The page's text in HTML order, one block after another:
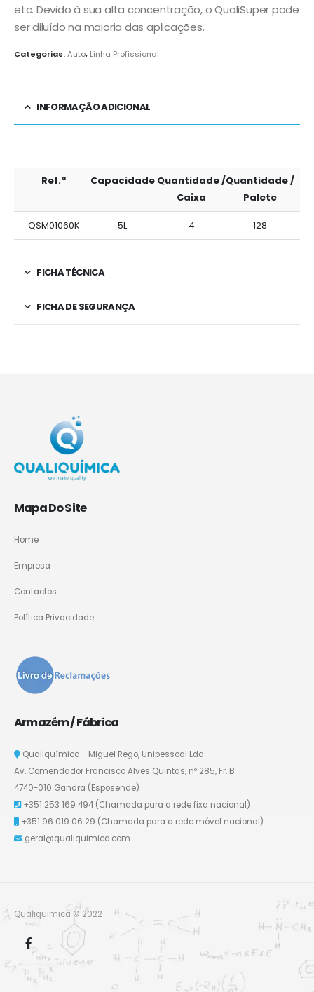
etc. Devido à sua alta concentração, o QualiSuper pode
ser diluído na maioria das aplicações.
Categorias:Auto, Linha Profissional
INFORMAÇÃO ADICIONAL
Ref.ª Capacidade Quantidade /
Caixa
Quantidade /
Palete
QSM01060K 5L 4 128
FICHA TÉCNICA
FICHA DE SEGURANÇA
Mapa Do Site
Home
Empresa
Contactos
Política Privacidade
Armazém / Fábrica
Qualiquímica - Miguel Rego, Unipessoal Lda.
Av. Comendador Francisco Alves Quintas, nº 285, Fr. B
4740-010 Gandra (Esposende)
+351 253 169 494 (Chamada para a rede fixa nacional)
+351 96 019 06 29 (Chamada para a rede móvel nacional)
geral@qualiquimica.com
Qualiquimica © 2022